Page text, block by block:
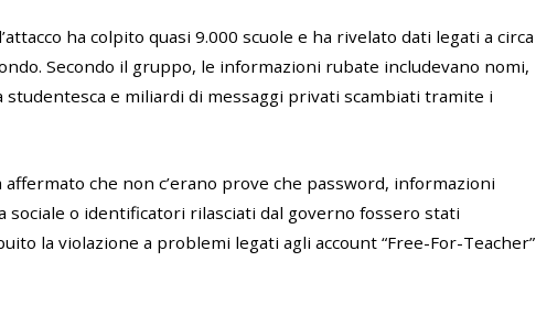
ha colpito quasi 9.000 scuole e ha rivelato dati legati a circa
Secondo il gruppo, le informazioni rubate includevano nomi,
e miliardi di messaggi privati scambiati tramite i
che non c’erano prove che password, informazioni
o identificatori rilasciati dal governo fossero stati
la violazione a problemi legati agli account “Free-For-Teacher”